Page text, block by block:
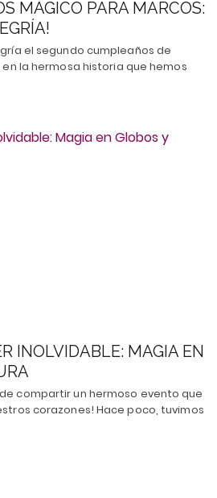
MÁGICO PARA MARCOS:
el segundo cumpleaños de
la hermosa historia que hemos
INOLVIDABLE: MAGIA EN
compartir un hermoso evento que
corazones! Hace poco, tuvimos